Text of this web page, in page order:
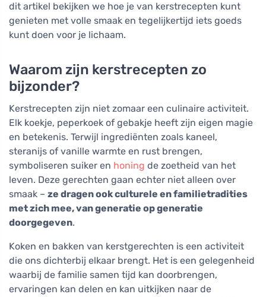
dit artikel bekijken we hoe je van kerstrecepten kunt
genieten met volle smaak en tegelijkertijd iets goeds
kunt doen voor je lichaam.
Waarom zijn kerstrecepten zo
bijzonder?
Kerstrecepten zijn niet zomaar een culinaire activiteit.
Elk koekje, peperkoek of gebakje heeft zijn eigen magie
en betekenis. Terwijl ingrediënten zoals kaneel,
steranijs of vanille warmte en rust brengen,
symboliseren suiker en honing de zoetheid van het
leven. Deze gerechten gaan echter niet alleen over
smaak – ze dragen ook culturele en familietradities
met zich mee, van generatie op generatie
doorgegeven.
Koken en bakken van kerstgerechten is een activiteit
die ons dichterbij elkaar brengt. Het is een gelegenheid
waarbij de familie samen tijd kan doorbrengen,
ervaringen kan delen en kan uitkijken naar de